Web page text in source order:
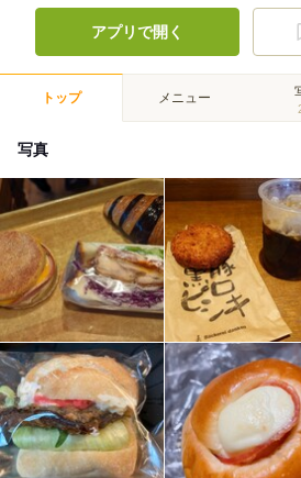
アプリで開く
トップ メニュー
写真